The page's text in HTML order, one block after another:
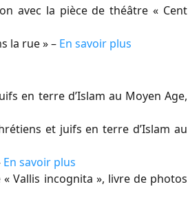
avec la pièce de théâtre « Cent
la rue » – En savoir plus
en terre d’Islam au Moyen Age,
et juifs en terre d’Islam au
En savoir plus
Vallis incognita », livre de photos